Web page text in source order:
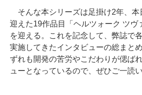
そんな本シリーズは足掛け2年、本
迎えた19作品目「ヘルツォーク ツヴ
を迎える。これを記念して、弊誌で
実施してきたインタビューの総まと
ずれも開発の苦労やこだわりが偲ば
ューとなっているので、ぜひご一読